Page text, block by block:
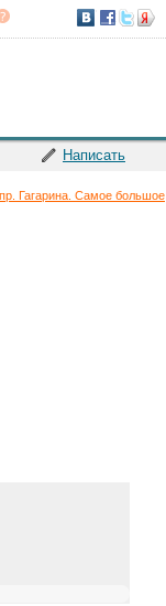
Написать
Гагарина. Самое большое